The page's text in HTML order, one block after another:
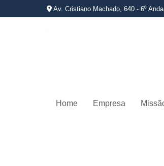
Av. Cristiano Machado, 640 - 6⁰
Home Empresa